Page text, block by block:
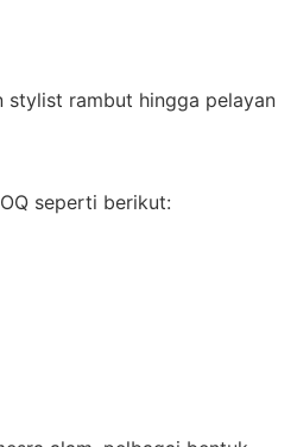
stylist rambut hingga pelayan
seperti berikut: